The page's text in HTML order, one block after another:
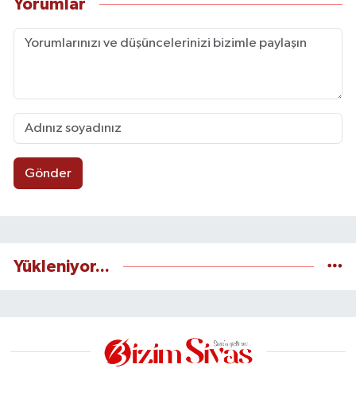
Yorumlar
Gönder
Yükleniyor...